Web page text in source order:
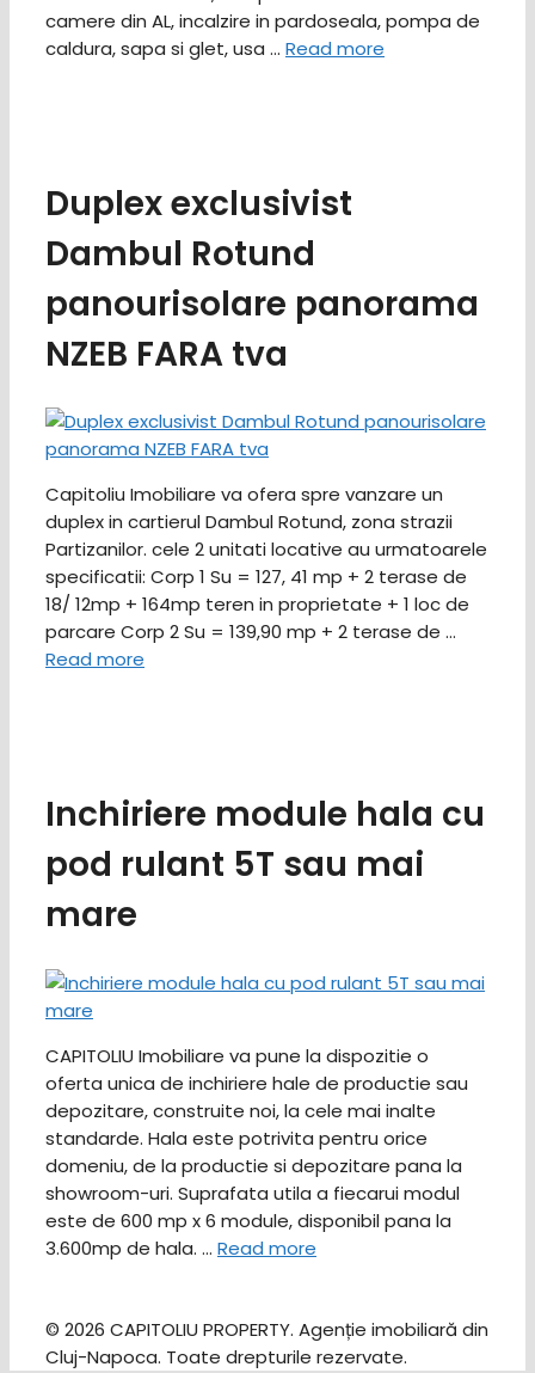
camere din AL, incalzire in pardoseala, pompa de
caldura, sapa si glet, usa … Read more
Duplex exclusivist
Dambul Rotund
panourisolare panorama
NZEB FARA tva
Capitoliu Imobiliare va ofera spre vanzare un
duplex in cartierul Dambul Rotund, zona strazii
Partizanilor. cele 2 unitati locative au urmatoarele
specificatii: Corp 1 Su = 127, 41 mp + 2 terase de
18/ 12mp + 164mp teren in proprietate + 1 loc de
parcare Corp 2 Su = 139,90 mp + 2 terase de …
Read more
Inchiriere module hala cu
pod rulant 5T sau mai
mare
CAPITOLIU Imobiliare va pune la dispozitie o
oferta unica de inchiriere hale de productie sau
depozitare, construite noi, la cele mai inalte
standarde. Hala este potrivita pentru orice
domeniu, de la productie si depozitare pana la
showroom-uri. Suprafata utila a fiecarui modul
este de 600 mp x 6 module, disponibil pana la
3.600mp de hala. … Read more
© 2026 CAPITOLIU PROPERTY. Agenție imobiliară din
Cluj-Napoca. Toate drepturile rezervate.